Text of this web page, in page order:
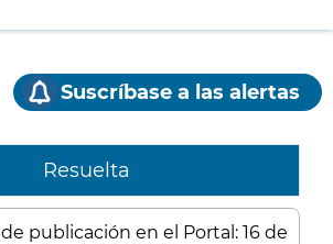
Suscríbase a las alertas
Resuelta
publicación en el Portal: 16 de